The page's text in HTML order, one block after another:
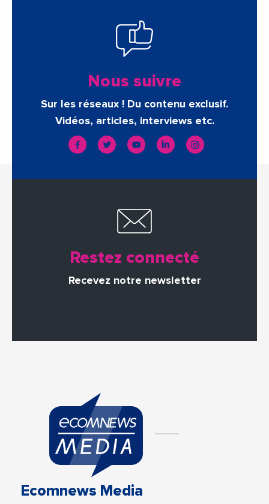
Nous suivre
Sur les réseaux ! Du contenu exclusif.
Vidéos, articles, interviews etc.
Restez connecté
Recevez notre newsletter
Ecomnews Media